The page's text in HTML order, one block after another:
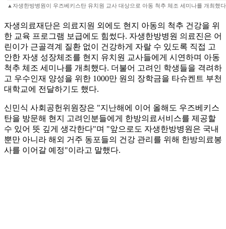
▲자생한방병원이 우즈베키스탄 유치원 교사 대상으로 아동 척추 체조 세미나를 개최했
자생의료재단은 의료지원 외에도 현지 아동의 척추 건강을 위
한 교육 프로그램 보급에도 힘썼다. 자생한방병원 의료진은 어
린이가 근골격계 질환 없이 건강하게 자랄 수 있도록 직접 고
안한 자생 성장체조를 현지 유치원 교사들에게 시연하며 아동
척추 체조 세미나를 개최했다. 더불어 고려인 학생들을 격려하
고 우수인재 양성을 위한 1000만 원의 장학금을 타슈켄트 부천
대학교에 전달하기도 했다.
신민식 사회공헌위원장은 "지난해에 이어 올해도 우즈베키스
탄을 방문해 현지 고려인분들에게 한방의료서비스를 제공할
수 있어 뜻 깊게 생각한다"며 "앞으로도 자생한방병원은 국내
뿐만 아니라 해외 거주 동포들의 건강 관리를 위해 한방의료봉
사를 이어갈 예정"이라고 말했다.